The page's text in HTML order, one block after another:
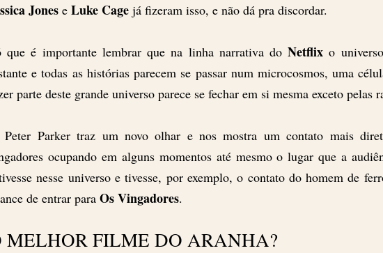
Jones e Luke Cage já fizeram isso, e não dá pra discordar.
que é importante lembrar que na linha narrativa doNetflixo
e todas as histórias parecem se passar num microcosmos, uma
parte deste grande universo parece se fechar em si mesma exceto pelas
Peter Parker traz um novo olhar e nos mostra um contato mais
ocupando em alguns momentos até mesmo o lugar que a
nesse universo e tivesse, por exemplo, o contato do homem de
de entrar para Os Vingadores.
MELHOR FILME DO ARANHA?